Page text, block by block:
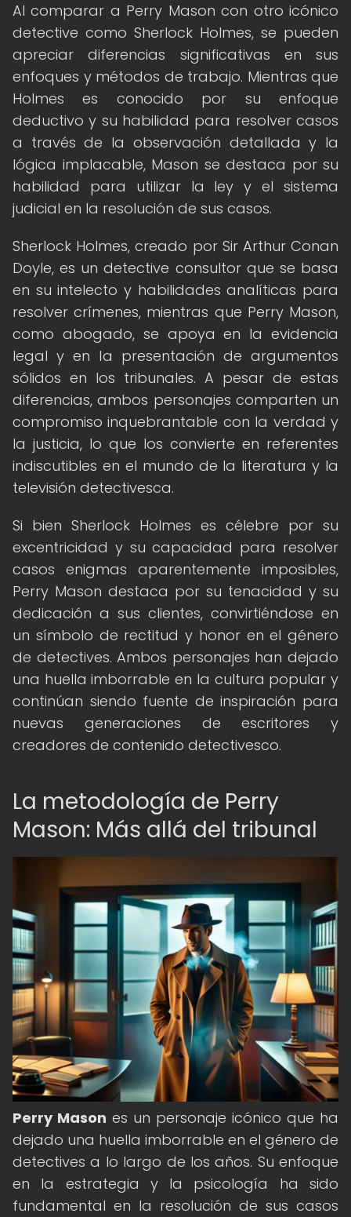
Al comparar a Perry Mason con otro icónico
detective como Sherlock Holmes, se pueden
apreciar diferencias significativas en sus
enfoques y métodos de trabajo. Mientras que
Holmes es conocido por su enfoque
deductivo y su habilidad para resolver casos
a través de la observación detallada y la
lógica implacable, Mason se destaca por su
habilidad para utilizar la ley y el sistema
judicial en la resolución de sus casos.
Sherlock Holmes, creado por Sir Arthur Conan
Doyle, es un detective consultor que se basa
en su intelecto y habilidades analíticas para
resolver crímenes, mientras que Perry Mason,
como abogado, se apoya en la evidencia
legal y en la presentación de argumentos
sólidos en los tribunales. A pesar de estas
diferencias, ambos personajes comparten un
compromiso inquebrantable con la verdad y
la justicia, lo que los convierte en referentes
indiscutibles en el mundo de la literatura y la
televisión detectivesca.
Si bien Sherlock Holmes es célebre por su
excentricidad y su capacidad para resolver
casos enigmas aparentemente imposibles,
Perry Mason destaca por su tenacidad y su
dedicación a sus clientes, convirtiéndose en
un símbolo de rectitud y honor en el género
de detectives. Ambos personajes han dejado
una huella imborrable en la cultura popular y
continúan siendo fuente de inspiración para
nuevas generaciones de escritores y
creadores de contenido detectivesco.
La metodología de Perry
Mason: Más allá del tribunal
Perry Mason es un personaje icónico que ha
dejado una huella imborrable en el género de
detectives a lo largo de los años. Su enfoque
en la estrategia y la psicología ha sido
fundamental en la resolución de sus casos